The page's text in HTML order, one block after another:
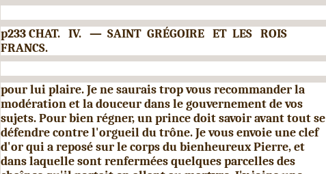
p233 CHAT. IV. — SAINT GRÉGOIRE ET LES ROIS
FRANCS.
pour lui plaire. Je ne saurais trop vous recommander la
modé­ration et la douceur dans le gouvernement de vos
sujets. Pour bien régner, un prince doit savoir avant tout se
défendre contre l'orgueil du trône. Je vous envoie une clef
d'or qui a reposé sur le corps du bienheureux Pierre, et
dans laquelle sont renfermées quelques par­celles des